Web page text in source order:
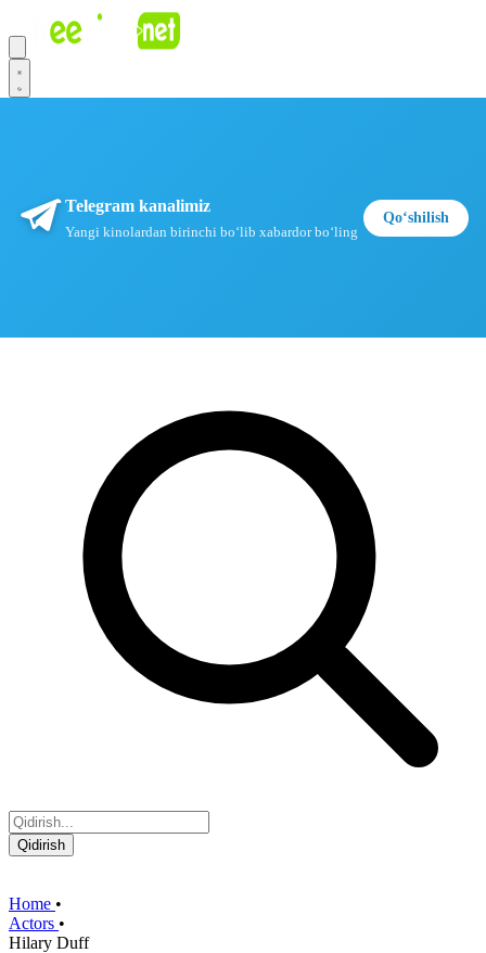
Qidirish
Home •
Actors •
Hilary Duff
Telegram kanalimiz
Yangi kinolardan birinchi boʻlib xabardor boʻling
Qoʻshilish